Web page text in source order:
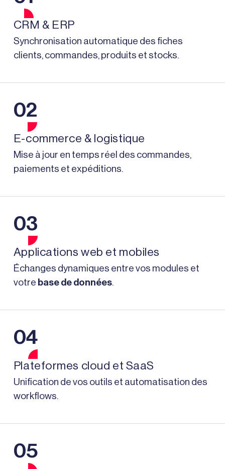
CRM & ERP
Synchronisation automatique des fiches
clients, commandes, produits et stocks.
02
E-commerce & logistique
Mise à jour en temps réel des commandes,
paiements et expéditions.
03
Applications web et mobiles
Échanges dynamiques entre vos modules et
votre base de données.
04
Plateformes cloud et SaaS
Unification de vos outils et automatisation des
workflows.
05